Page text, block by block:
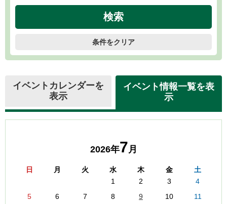
条件をクリア
イベントカレンダーを
表示
イベント情報一覧を表
示
2026年7月
日 月 火 水 木 金
土
1
2 3
4
5
6 7 8 9 10 11